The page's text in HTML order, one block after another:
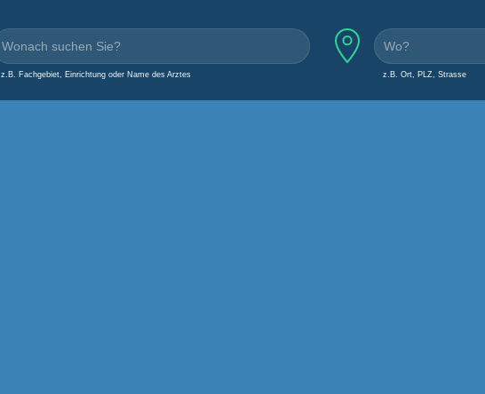
z.B. Fachgebiet, Einrichtung oder Name des Arztes z.B. Ort, PLZ, Strasse